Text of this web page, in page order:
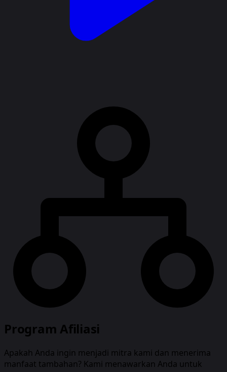
Program Afiliasi
Apakah Anda ingin menjadi mitra kami dan menerima
manfaat tambahan? Kami menawarkan Anda untuk